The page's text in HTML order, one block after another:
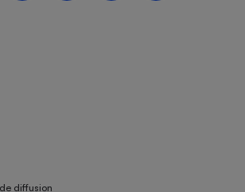
diffusion